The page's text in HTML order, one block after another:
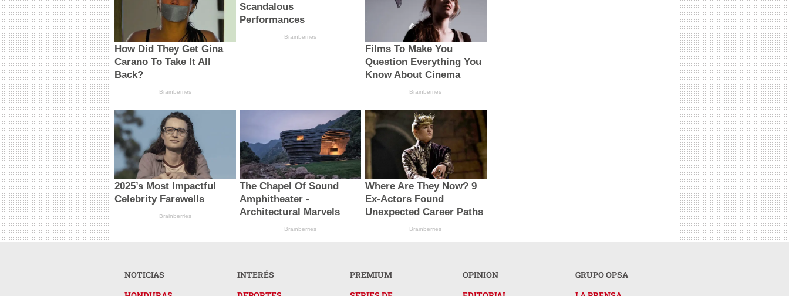
How Did They Get Gina
Carano To Take It All
Back?
Brainberries
Scandalous
Performances
Brainberries
Films To Make You
Question Everything You
Know About Cinema
Brainberries
2025’s Most Impactful
Celebrity Farewells
Brainberries
The Chapel Of Sound
Amphitheater -
Architectural Marvels
Brainberries
Where Are They Now? 9
Ex-Actors Found
Unexpected Career Paths
Brainberries
NOTICIAS
INTERÉS
PREMIUM
OPINION
GRUPO OPSA